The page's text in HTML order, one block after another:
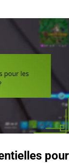
pour